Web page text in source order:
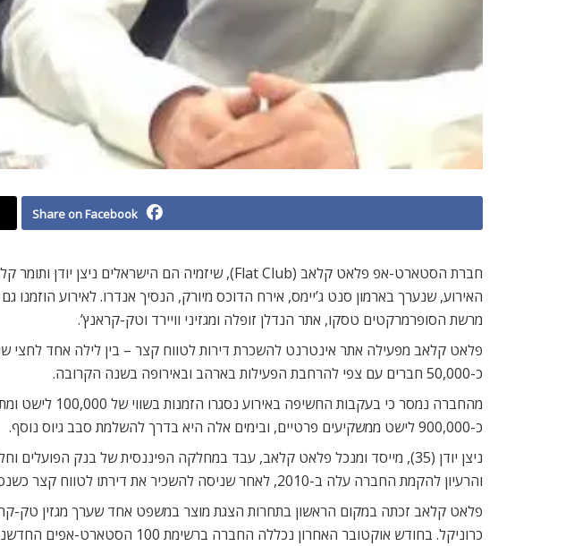
Share on Facebook
מרשת הסופרמרקטים טסקו, אתר הנדלן זופלה ומגזיני וויירד וטק-קראנץ’.
כ-50,000 חברים עם צפי להרחבת הפעילות בארהב ובאירופה בשנה הקרובה.
מהחברה נמסר
כ-900,000 לישט ממשקיעים פרטיים, ובימים אלה היא בדרך להשלמת סבב גיוס נוסף.
והרעיון להקמת החברה עלה ב-2010, לאחר שניסה להשכיר את דירתו לטווח קצר כשנסע לחופשה בחג המולד.
פלאט קלאב זכתה במקום הראשון בתחרות הצגת מוצר במשפט אחד שערך מגזין טק-
כרוניקל. בחודש אוקטובר האחרון נכללה החברה